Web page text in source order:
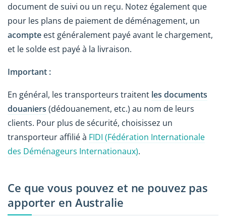
document de suivi ou un reçu. Notez également que
pour les plans de paiement de déménagement, un
acompte est généralement payé avant le chargement,
et le solde est payé à la livraison.
Important :
En général, les transporteurs traitent les documents
douaniers (dédouanement, etc.) au nom de leurs
clients. Pour plus de sécurité, choisissez un
transporteur affilié à FIDI (Fédération Internationale
des Déménageurs Internationaux).
Ce que vous pouvez et ne pouvez pas
apporter en Australie